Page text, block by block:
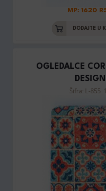
MP: 1620
DODAJTE U
OGLEDALCE
DESIGN
Šifra: L-